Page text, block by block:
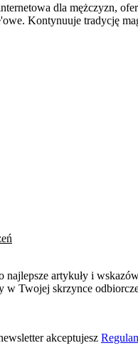
dla mężczyzn,
Kontynuuje tradycję
najlepsze artykuły i
w Twojej skrzynce
akceptujesz